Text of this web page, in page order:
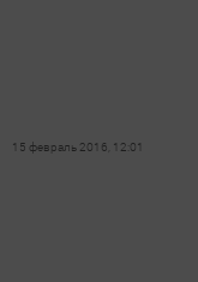
15 февраль 2016, 12:01